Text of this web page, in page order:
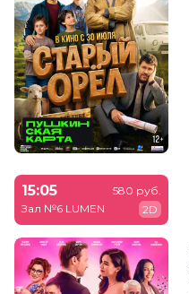
15:05
Зал №6 LUMEN
580 руб.
2D